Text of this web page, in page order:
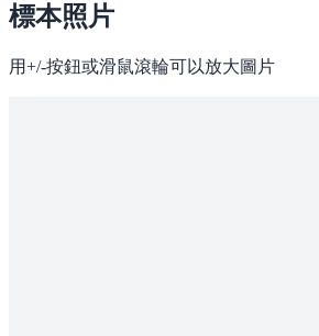
標本照片
用+/-按鈕或滑鼠滾輪可以放大圖片